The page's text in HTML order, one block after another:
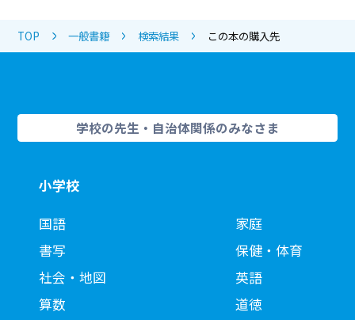
TOP 一般書籍 検索結果 この本の購入先
学校の先生・自治体関係のみなさま
小学校
国語
書写
社会・地図
算数
家庭
保健・体育
英語
道徳